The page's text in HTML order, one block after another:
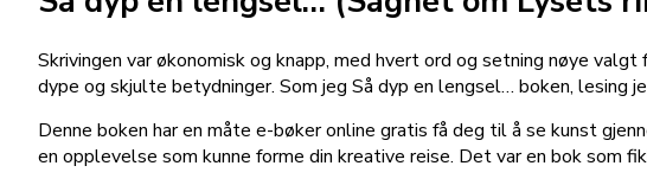
Skrivingen var økonomisk og knapp, med hvert ord og setning nøye
dype og skjulte betydninger. Som jeg Så dyp en lengsel… boken,
Denne boken har en måte e-bøker online gratis få deg til å se kunst
en opplevelse som kunne forme din kreative reise. Det var en bok